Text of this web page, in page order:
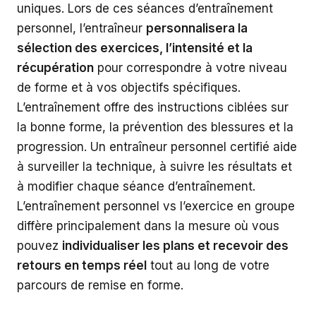
uniques. Lors de ces séances d’entraînement
personnel, l’entraîneur personnalisera la
sélection des exercices, l’intensité et la
récupération pour correspondre à votre niveau
de forme et à vos objectifs spécifiques.
L’entraînement offre des instructions ciblées sur
la bonne forme, la prévention des blessures et la
progression. Un entraîneur personnel certifié aide
à surveiller la technique, à suivre les résultats et
à modifier chaque séance d’entraînement.
L’entraînement personnel vs l’exercice en groupe
diffère principalement dans la mesure où vous
pouvez individualiser les plans et recevoir des
retours en temps réel tout au long de votre
parcours de remise en forme.